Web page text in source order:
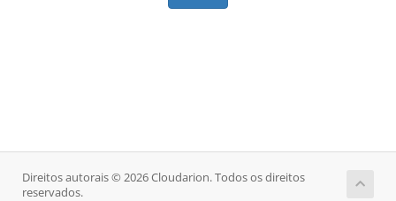
Direitos autorais © 2026 Cloudarion. Todos os direitos
reservados.